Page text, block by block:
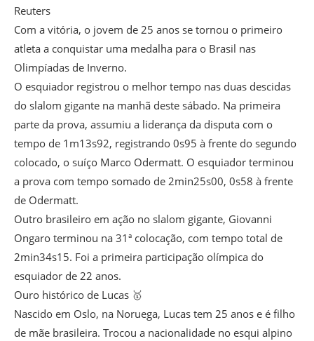
Reuters
Com a vitória, o jovem de 25 anos se tornou o primeiro
atleta a conquistar uma medalha para o Brasil nas
Olimpíadas de Inverno.
O esquiador registrou o melhor tempo nas duas descidas
do slalom gigante na manhã deste sábado. Na primeira
parte da prova, assumiu a liderança da disputa com o
tempo de 1m13s92, registrando 0s95 à frente do segundo
colocado, o suíço Marco Odermatt. O esquiador terminou
a prova com tempo somado de 2min25s00, 0s58 à frente
de Odermatt.
Outro brasileiro em ação no slalom gigante, Giovanni
Ongaro terminou na 31ª colocação, com tempo total de
2min34s15. Foi a primeira participação olímpica do
esquiador de 22 anos.
Ouro histórico de Lucas 🥇
Nascido em Oslo, na Noruega, Lucas tem 25 anos e é filho
de mãe brasileira. Trocou a nacionalidade no esqui alpino